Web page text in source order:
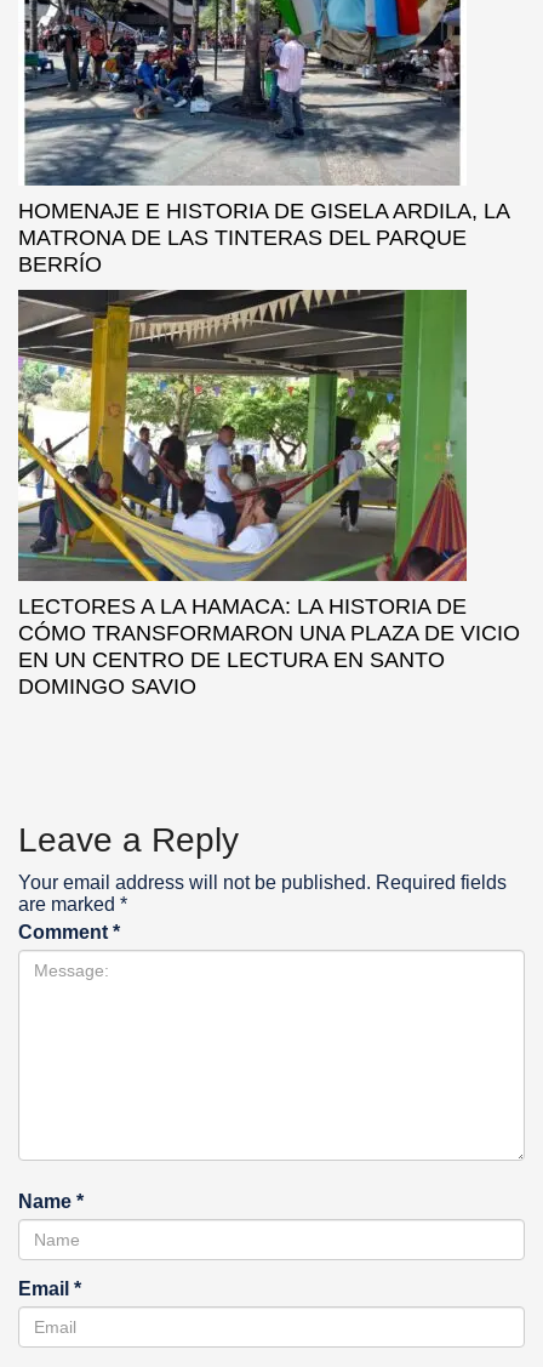
HOMENAJE E HISTORIA DE GISELA ARDILA, LA
MATRONA DE LAS TINTERAS DEL PARQUE
BERRÍO
LECTORES A LA HAMACA: LA HISTORIA DE
CÓMO TRANSFORMARON UNA PLAZA DE VICIO
EN UN CENTRO DE LECTURA EN SANTO
DOMINGO SAVIO
Leave a Reply
Your email address will not be published. Required fields
are marked *
Comment *
Name *
Email *